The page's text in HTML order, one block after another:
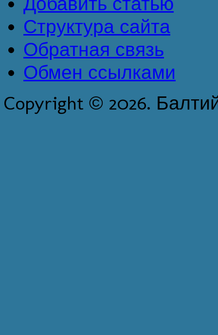
Структура сайта
Обратная связь
Обмен ссылками
Copyright © 2026.